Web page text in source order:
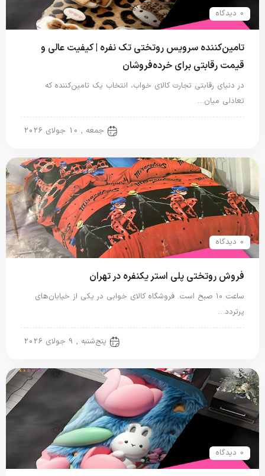
0 دیدگاه
تامین‌کننده سرویس روتختی تک نفره | کیفیت عالی و
قیمت رقابتی برای خرده‌فروشان
در دنیای رقابتی تجارت کالای خواب، انتخاب یک تامین‌کننده که
تعادلی میان…
جمعه , 10 جولای 2026
0 دیدگاه
فروش روتختی پلی استر یکنفره در تهران
ساعت ۱۰ صبح است. فروشگاه کالای خوابی در یکی از خیابان‌های
پرتردد…
پنج‌شنبه , 9 جولای 2026
0 دیدگاه